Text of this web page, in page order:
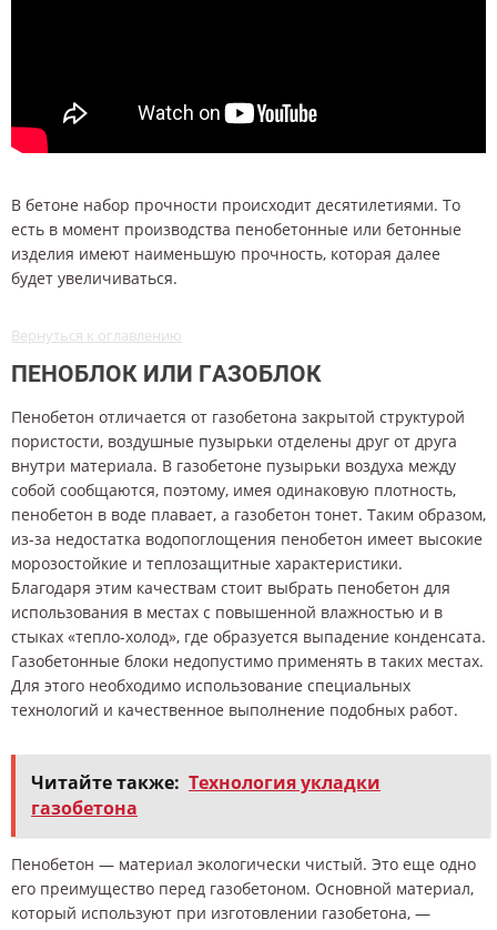
В бетоне набор прочности происходит десятилетиями. То
есть в момент производства пенобетонные или бетонные
изделия имеют наименьшую прочность, которая далее
будет увеличиваться.
Вернуться к оглавлению
ПЕНОБЛОК ИЛИ ГАЗОБЛОК
Пенобетон отличается от газобетона закрытой структурой
пористости, воздушные пузырьки отделены друг от друга
внутри материала. В газобетоне пузырьки воздуха между
собой сообщаются, поэтому, имея одинаковую плотность,
пенобетон в воде плавает, а газобетон тонет. Таким образом,
из-за недостатка водопоглощения пенобетон имеет высокие
морозостойкие и теплозащитные характеристики.
Благодаря этим качествам стоит выбрать пенобетон для
использования в местах с повышенной влажностью и в
стыках «тепло-холод», где образуется выпадение конденсата.
Газобетонные блоки недопустимо применять в таких местах.
Для этого необходимо использование специальных
технологий и качественное выполнение подобных работ.
Читайте также: Технология укладки
газобетона
Пенобетон — материал экологически чистый. Это еще одно
его преимущество перед газобетоном. Основной материал,
который используют при изготовлении газобетона, —